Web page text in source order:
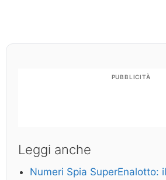
PUBBLICITÀ
Leggi anche
Numeri Spia SuperEnalotto: